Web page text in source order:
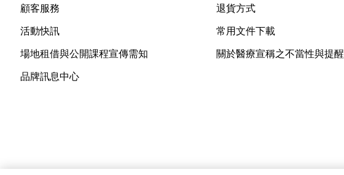
顧客服務
活動快訊
場地租借與公開課程宣傳需知
品牌訊息中心
退貨方式
常用文件下載
關於醫療宣稱之不當性與提醒